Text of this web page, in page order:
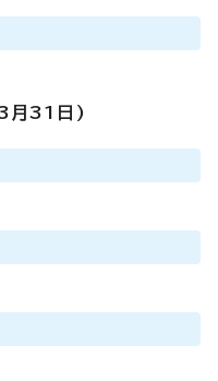
月31日)